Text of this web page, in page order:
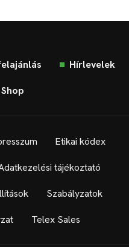
Hírlevelek
Etikai kódex
tájékoztató
Szabályzatok
Telex Sales